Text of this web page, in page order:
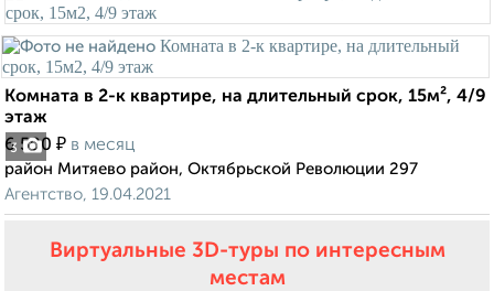
3
Комната в 2-к квартире, на длительный срок, 15м², 4/9
этаж
6 500 ₽ в месяц
район Митяево район, Октябрьской Революции 297
Агентство, 19.04.2021
Виртуальные 3D-туры по интересным
местам